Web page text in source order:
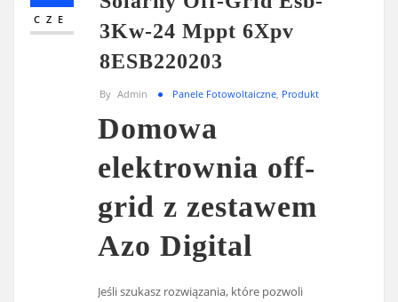
CZE
3Kw-24 Mppt 6Xpv
8ESB220203
By Admin Panele Fotowoltaiczne, Produkt
Domowa
elektrownia off-
grid z zestawem
Azo Digital
Jeśli szukasz rozwiązania, które pozwoli